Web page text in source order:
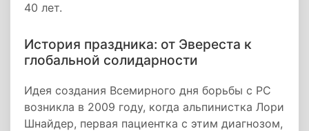
40 лет.
История праздника: от Эвереста к
глобальной солидарности
Идея создания Всемирного дня борьбы с РС
возникла в 2009 году, когда альпинистка Лори
Шнайдер, первая пациентка с этим диагнозом,